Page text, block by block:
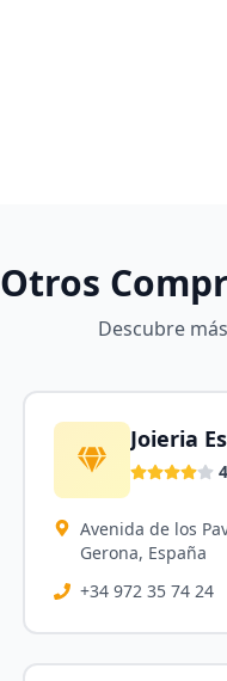
Otros
Descubre
Joieria
Avenida de los
Gerona, España
+34 972 35 74 24